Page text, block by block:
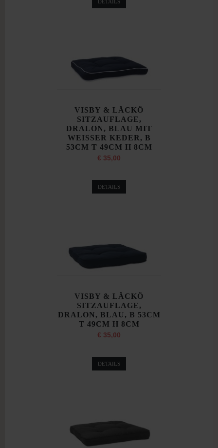
DETAILS
VISBY & LÄCKÖ
SITZAUFLAGE,
DRALON, BLAU MIT
WEISSER KEDER, B
53CM T 49CM H 8CM
€ 35,00
DETAILS
VISBY & LÄCKÖ
SITZAUFLAGE,
DRALON, BLAU, B 53CM
T 49CM H 8CM
€ 35,00
DETAILS